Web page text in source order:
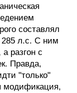
составлял
285 л.с. С ним
разгон с
Правда,
"только"
модификация,